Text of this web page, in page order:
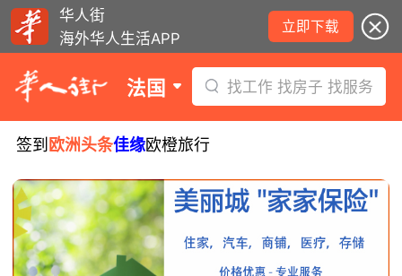
华人街
海外华人生活APP
立即下载
法国 找工作 找房子 找服务
签到 欧洲头条佳缘欧橙旅行